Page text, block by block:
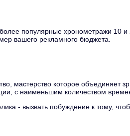
популярные хронометражи 10 и
вашего рекламного бюджета.
мастерство которое
с наименьшим количеством
- вызвать побуждение к тому,